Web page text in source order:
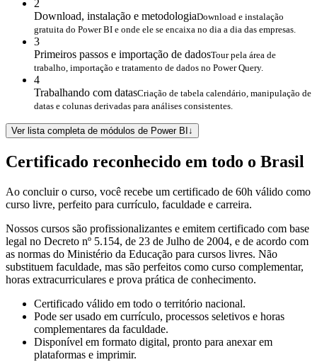
2
Download, instalação e metodologiaDownload e instalação
gratuita do Power BI e onde ele se encaixa no dia a dia das empresas.
3
Primeiros passos e importação de dadosTour pela área de
trabalho, importação e tratamento de dados no Power Query.
4
Trabalhando com datasCriação de tabela calendário, manipulação de
datas e colunas derivadas para análises consistentes.
Ver lista completa de módulos de Power BI ↓
Certificado reconhecido em todo o Brasil
Ao concluir o curso, você recebe um certificado de 60h válido como
curso livre, perfeito para currículo, faculdade e carreira.
Nossos cursos são profissionalizantes e emitem certificado com base
legal no Decreto nº 5.154, de 23 de Julho de 2004, e de acordo com
as normas do Ministério da Educação para cursos livres. Não
substituem faculdade, mas são perfeitos como curso complementar,
horas extracurriculares e prova prática de conhecimento.
Certificado válido em todo o território nacional.
Pode ser usado em currículo, processos seletivos e horas
complementares da faculdade.
Disponível em formato digital, pronto para anexar em
plataformas e imprimir.